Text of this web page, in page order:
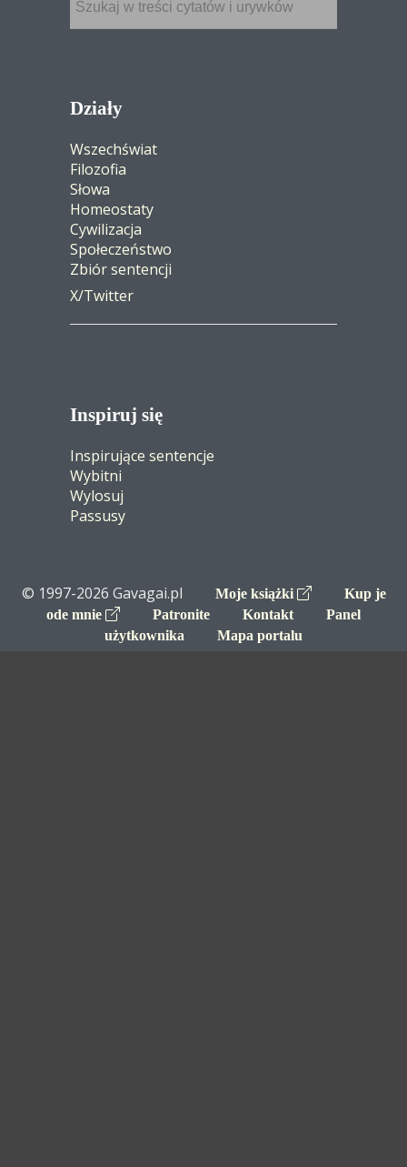
Działy
Wszechświat
Filozofia
Słowa
Homeostaty
Cywilizacja
Społeczeństwo
Zbiór sentencji
X/Twitter
Inspiruj się
Inspirujące sentencje
Wybitni
Wylosuj
Passusy
© 1997-2026 Gavagai.pl Moje książki
Kup je
ode mnie
Patronite Kontakt
Panel
użytkownika
Mapa portalu